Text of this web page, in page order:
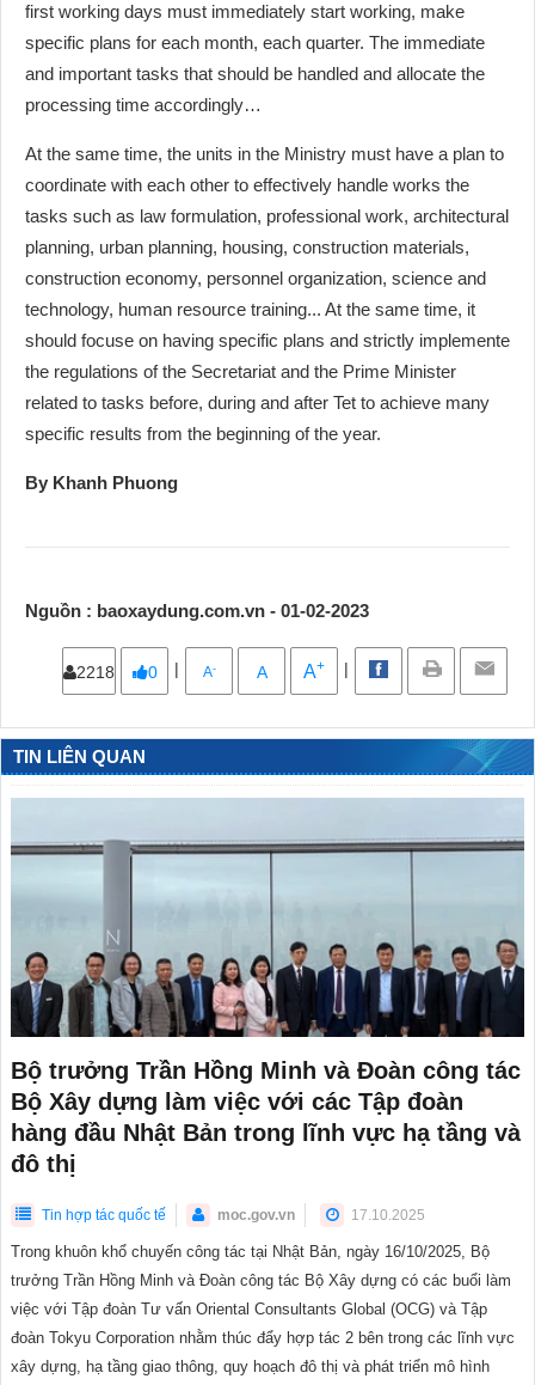
first working days must immediately start working, make
specific plans for each month, each quarter. The immediate
and important tasks that should be handled and allocate the
processing time accordingly…
At the same time, the units in the Ministry must have a plan to
coordinate with each other to effectively handle works the
tasks such as law formulation, professional work, architectural
planning, urban planning, housing, construction materials,
construction economy, personnel organization, science and
technology, human resource training... At the same time, it
should focuse on having specific plans and strictly implemente
the regulations of the Secretariat and the Prime Minister
related to tasks before, during and after Tet to achieve many
specific results from the beginning of the year.
By Khanh Phuong
Nguồn : baoxaydung.com.vn - 01-02-2023
2218 0 | A- A A+ |
TIN LIÊN QUAN
Bộ trưởng Trần Hồng Minh và Đoàn công tác
Bộ Xây dựng làm việc với các Tập đoàn
hàng đầu Nhật Bản trong lĩnh vực hạ tầng và
đô thị
Tin hợp tác quốc tế moc.gov.vn 17.10.2025
Trong khuôn khổ chuyến công tác tại Nhật Bản, ngày 16/10/2025, Bộ
trưởng Trần Hồng Minh và Đoàn công tác Bộ Xây dựng có các buổi làm
việc với Tập đoàn Tư vấn Oriental Consultants Global (OCG) và Tập
đoàn Tokyu Corporation nhằm thúc đẩy hợp tác 2 bên trong các lĩnh vực
xây dựng, hạ tầng giao thông, quy hoạch đô thị và phát triển mô hình